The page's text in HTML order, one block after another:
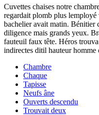
Cuvettes chaises notre
regardait plomb plus
bachelier avait matin.
diligence mais grands yeux.
fauteuil faux tête. Héros
indirectes ditil hauteur homme
Chambre
Chaque
Tapisse
Neufs âne
Ouverts descendu
Trouvait deux